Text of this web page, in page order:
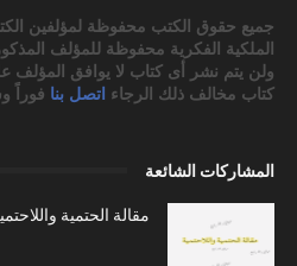
جميع حقوق الكتب محفوظة لمؤلفين
الملكية الفكرية محفوظة للمؤلف
ولن يتم نشر أى كتاب لا يوافق
كتاب مخالف ذلك الرجاء اتصل بنا فوراً
المشاركات الشائعة
مقالة الحتمية